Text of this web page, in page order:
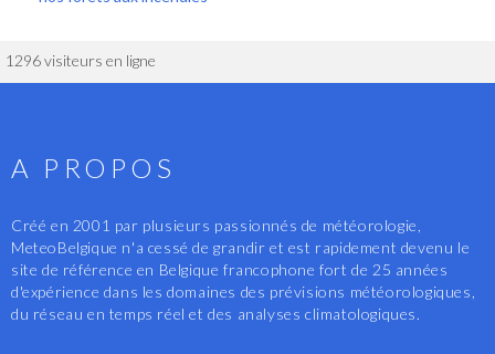
1296 visiteurs en ligne
A PROPOS
Créé en 2001 par plusieurs passionnés de météorologie,
MeteoBelgique n'a cessé de grandir et est rapidement devenu le
site de référence en Belgique francophone fort de 25 années
d'expérience dans les domaines des prévisions météorologiques,
du réseau en temps réel et des analyses climatologiques.